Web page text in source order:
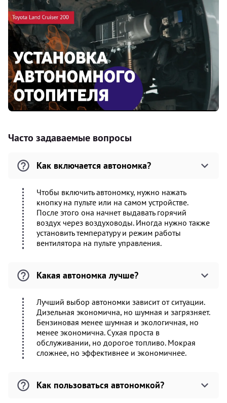
Часто задаваемые вопросы
Как включается автономка?
Чтобы включить автономку, нужно нажать
кнопку на пульте или на самом устройстве.
После этого она начнет выдавать горячий
воздух через воздуховоды. Иногда нужно также
установить температуру и режим работы
вентилятора на пульте управления.
Какая автономка лучше?
Лучший выбор автономки зависит от ситуации.
Дизельная экономична, но шумная и загрязняет.
Бензиновая менее шумная и экологичная, но
менее экономична. Сухая проста в
обслуживании, но дорогое топливо. Мокрая
сложнее, но эффективнее и экономичнее.
Как пользоваться автономкой?